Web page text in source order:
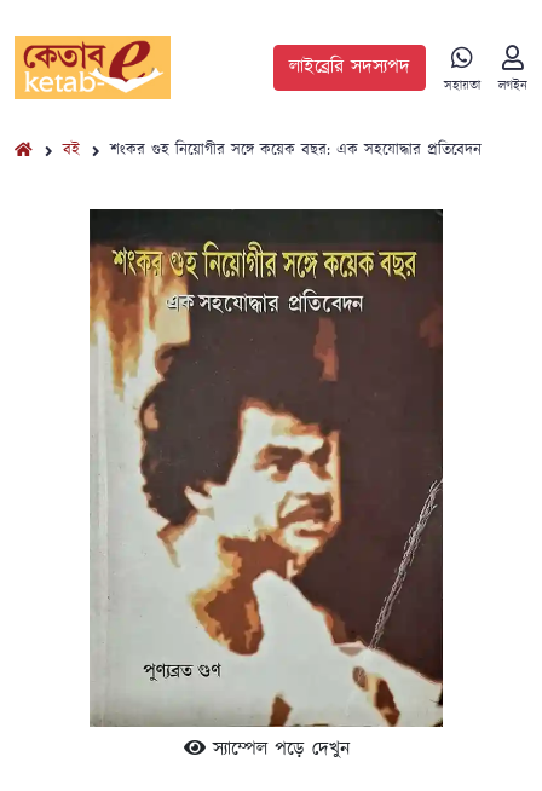
লাইব্রেরি সদস্যপদ
সহায়তা লগইন
বই শংকর গুহ নিয়োগীর সঙ্গে কয়েক বছর: এক সহযোদ্ধার প্রতিবেদন
স্যাম্পেল পড়ে দেখুন